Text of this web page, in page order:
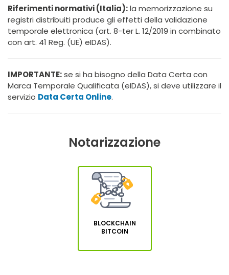
Riferimenti normativi (Italia):la memorizzazione su
registri distribuiti produce gli effetti della validazione
temporale elettronica (art. 8-ter L. 12/2019 in combinato
con art. 41 Reg. (UE) eIDAS).
IMPORTANTE:se si ha bisogno della Data Certa con
Marca Temporale Qualificata (eIDAS), si deve utilizzare il
servizio Data Certa Online.
Notarizzazione
BLOCKCHAIN
BITCOIN